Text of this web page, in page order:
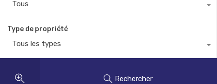
Tous
Type de propriété
Tous les types
Rechercher